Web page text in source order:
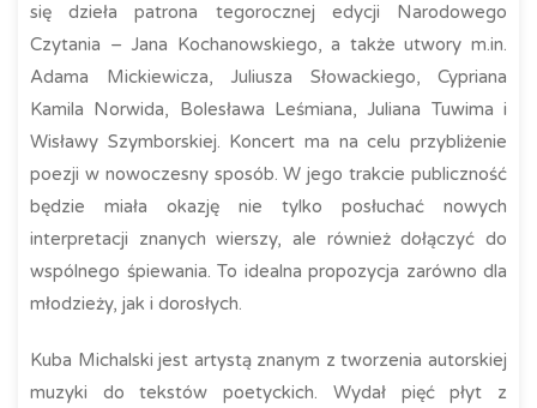
się dzieła patrona tegorocznej edycji Narodowego
Czytania – Jana Kochanowskiego, a także utwory m.in.
Adama Mickiewicza, Juliusza Słowackiego, Cypriana
Kamila Norwida, Bolesława Leśmiana, Juliana Tuwima i
Wisławy Szymborskiej. Koncert ma na celu przybliżenie
poezji w nowoczesny sposób. W jego trakcie publiczność
będzie miała okazję nie tylko posłuchać nowych
interpretacji znanych wierszy, ale również dołączyć do
wspólnego śpiewania. To idealna propozycja zarówno dla
młodzieży, jak i dorosłych.
Kuba Michalski jest artystą znanym z tworzenia autorskiej
muzyki do tekstów poetyckich. Wydał pięć płyt z